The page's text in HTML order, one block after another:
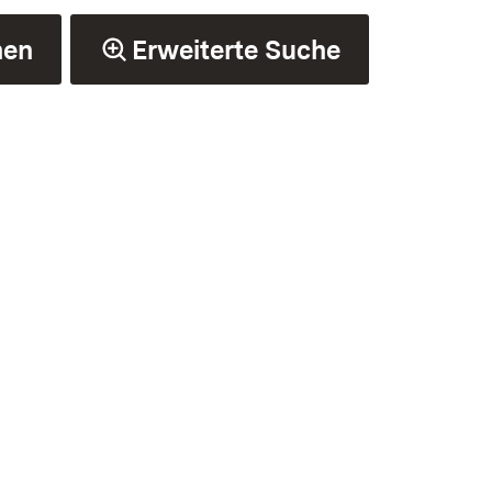
Erweiterte Suche